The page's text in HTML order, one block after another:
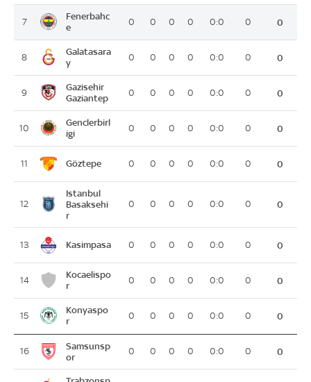
7
Fenerbahc
e
0 0 0 0 0:0 0 0
8
Galatasara
y
0 0 0 0 0:0 0 0
9
Gazisehir
Gaziantep
0 0 0 0 0:0 0 0
10
Genclerbirl
igi
0 0 0 0 0:0 0 0
11 Göztepe 0 0 0 0 0:0 0 0
12
Istanbul
Basaksehi
r
0 0 0 0 0:0 0 0
13 Kasimpasa 0 0 0 0 0:0 0 0
14
Kocaelispo
r
0 0 0 0 0:0 0 0
15
Konyaspo
r
0 0 0 0 0:0 0 0
16
Samsunsp
or
0 0 0 0 0:0 0 0